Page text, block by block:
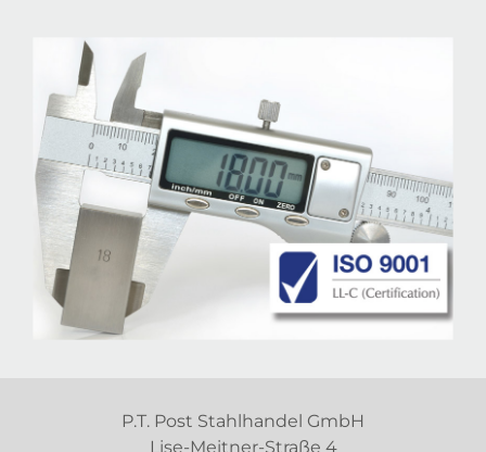
P.T. Post Stahlhandel GmbH
Lise-Meitner-Straße 4